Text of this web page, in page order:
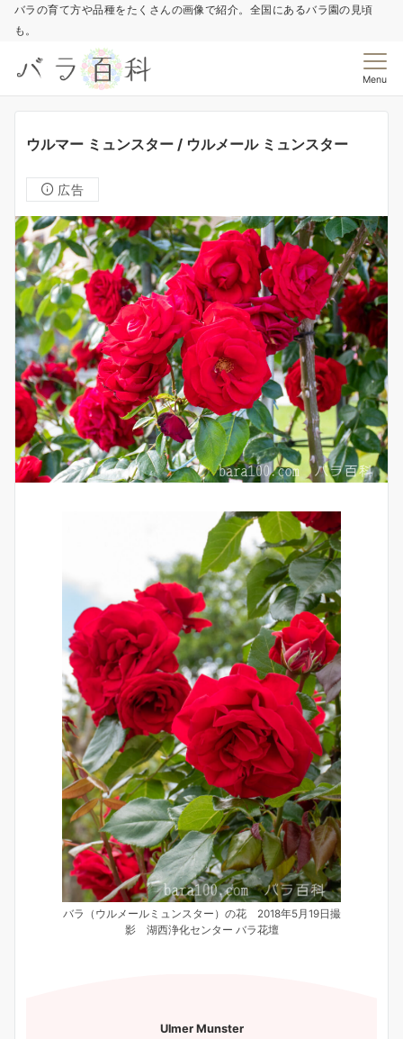
バラの育て方や品種をたくさんの画像で紹介。全国にあるバラ園の見頃
も。
Menu
ウルマー ミュンスター / ウルメール ミュンスター
広告
バラ（ウルメールミュンスター）の花 2018年5月19日撮
影 湖西浄化センター バラ花壇
Ulmer Munster